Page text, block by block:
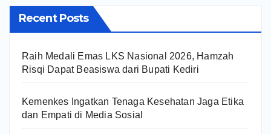
Recent Posts
Raih Medali Emas LKS Nasional 2026, Hamzah
Risqi Dapat Beasiswa dari Bupati Kediri
Kemenkes Ingatkan Tenaga Kesehatan Jaga Etika
dan Empati di Media Sosial